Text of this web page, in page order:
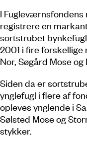
I Fugleværnsfondens
registrere en
sortstrubet
2001 i fire forskellige
Nor, Søgård Mose og
Siden da er
ynglefugl i flere af
opleves ynglende i
Sølsted Mose og
stykker.